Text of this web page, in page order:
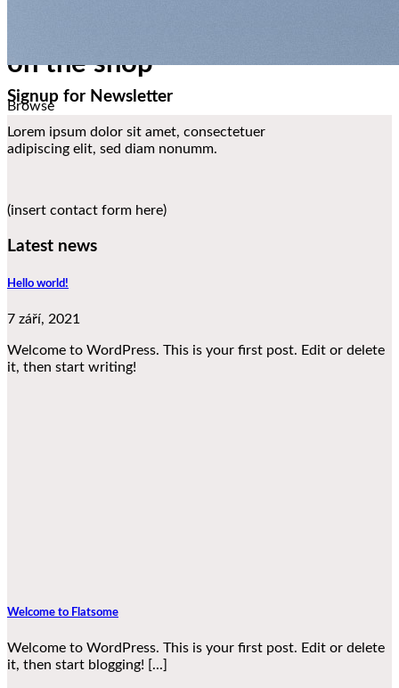
on the shop
Browse
Signup for Newsletter
Lorem ipsum dolor sit amet, consectetuer
adipiscing elit, sed diam nonumm.
(insert contact form here)
Latest news
Hello world!
7 září, 2021
Welcome to WordPress. This is your first post. Edit or delete
it, then start writing!
Welcome to Flatsome
Welcome to WordPress. This is your first post. Edit or delete
it, then start blogging! [...]